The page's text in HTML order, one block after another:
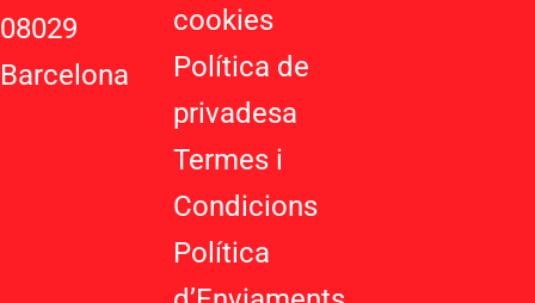
08029
Barcelona
cookies
Política de
privadesa
Termes i
Condicions
Política